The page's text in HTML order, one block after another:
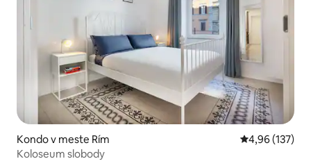
Kondo v meste Rím Priemerné
4,96 (137)
Koloseum slobody